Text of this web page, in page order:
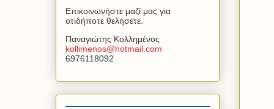
Επικοινωνήστε μαζί μας για
οτιδήποτε θελήσετε.
Παναγιώτης Κολλημένος
kollimenos@hotmail com
6976118092